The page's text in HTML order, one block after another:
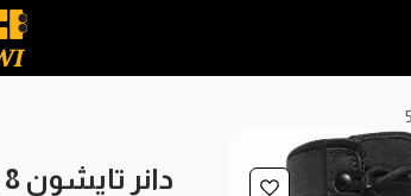
دانر تايشون 8 بوصة - جلد - 50124